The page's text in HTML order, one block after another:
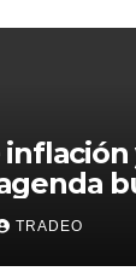
semana
TRADEO